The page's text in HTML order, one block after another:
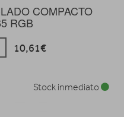
COMPACTO
RGB
10,61€
Stock inmediato